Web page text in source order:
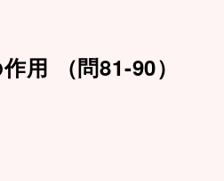
用 （問81-90）